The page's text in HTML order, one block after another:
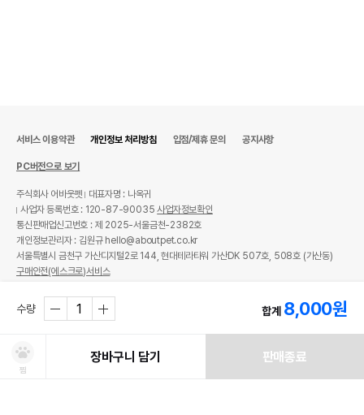
수량 합계 8,000원
찜
장바구니 담기 판매종료
서비스 이용약관 개인정보 처리방침 입점/제휴 문의 공지사항
PC버전으로 보기
주식회사 어바웃펫
대표자명 : 나옥귀
사업자 등록번호 : 120-87-90035사업자정보확인
통신판매업신고번호 : 제 2025-서울금천-2382호
개인정보관리자 : 김원규 hello@aboutpet.co.kr
서울특별시 금천구 가산디지털2로 144, 현대테라타워 가산DK 507호, 508호 (가산동)
구매안전(에스크로)서비스